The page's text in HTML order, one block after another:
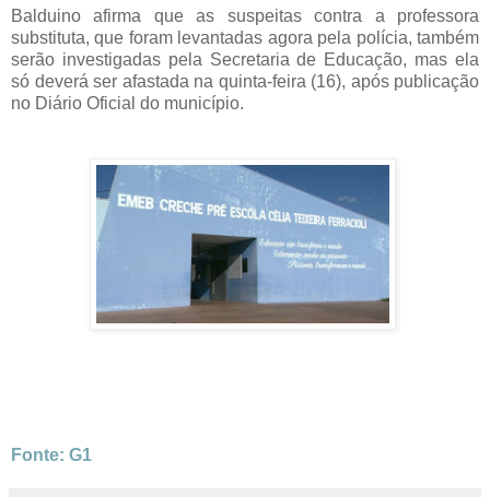
Balduino afirma que as suspeitas contra a professora
substituta, que foram levantadas agora pela polícia, também
serão investigadas pela Secretaria de Educação, mas ela
só deverá ser afastada na quinta-feira (16), após publicação
no Diário Oficial do município.
Fonte: G1